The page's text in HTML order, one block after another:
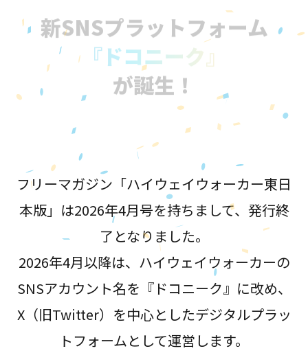
新SNSプラットフォーム
『ドコニーク』
が誕生！
フリーマガジン「ハイウェイウォーカー東日
本版」は2026年4月号を持ちまして、発行終
了となりました。
2026年4月以降は、ハイウェイウォーカーの
SNSアカウント名を『ドコニーク』に改め、
X（旧Twitter）を中心としたデジタルプラッ
トフォームとして運営します。